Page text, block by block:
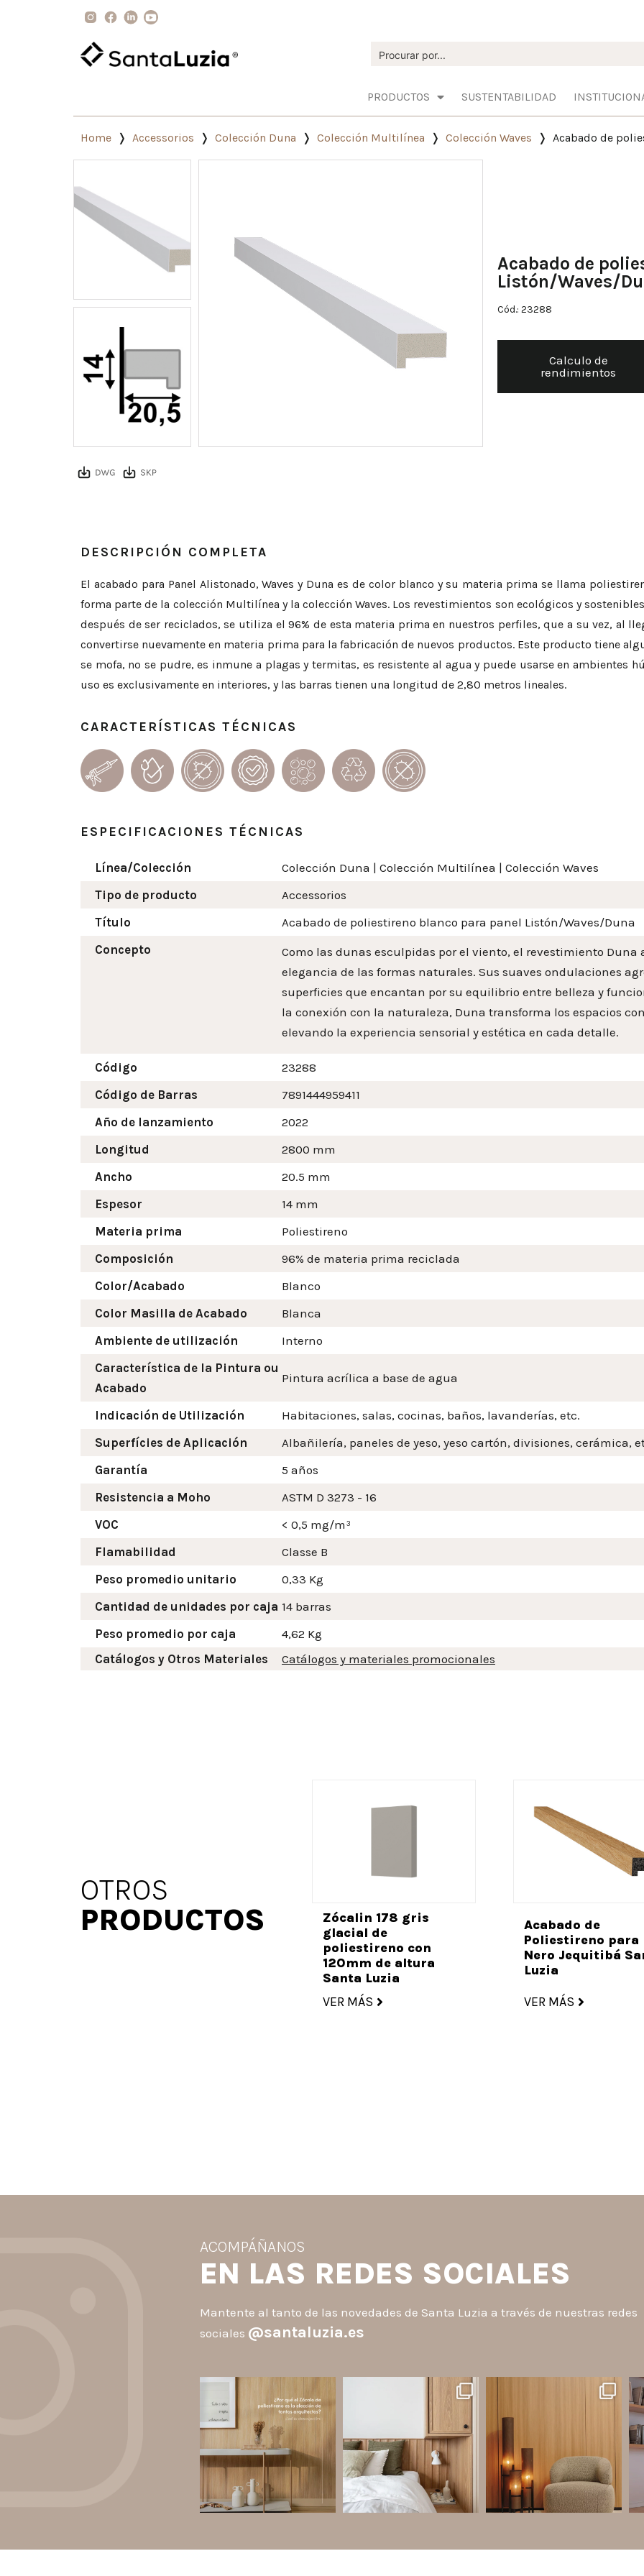
PRODUCTOS SUSTENTABILIDAD
Home Accessorios Colección Duna Colección Multilínea Colección Waves Acabado de
Acabado de
Listón/Waves/
Cód.: 23288
Calculo de
rendimientos
DESCRIPCIÓN COMPLETA
El acabado para Panel Alistonado, Waves y Duna es de color blanco y su materia prima se llama
forma parte de la colección Multilínea y la colección Waves. Los revestimientos son ecológicos y
después de ser reciclados, se utiliza el 96% de esta materia prima en nuestros perfiles, que a su vez, al
convertirse nuevamente en materia prima para la fabricación de nuevos productos. Este producto tiene
se mofa, no se pudre, es inmune a plagas y termitas, es resistente al agua y puede usarse en ambientes
uso es exclusivamente en interiores, y las barras tienen una longitud de 2,80 metros lineales.
CARACTERÍSTICAS TÉCNICAS
ESPECIFICACIONES TÉCNICAS
Línea/Colección Colección Duna | Colección Multilínea | Colección Waves
Tipo de producto
Accessorios
Título
Acabado de poliestireno blanco para panel Listón/Waves/Duna
Concepto
Como las dunas esculpidas por el viento, el revestimiento
elegancia de las formas naturales. Sus suaves ondulaciones
superficies que encantan por su equilibrio entre belleza y
la conexión con la naturaleza, Duna transforma los espacios
elevando la experiencia sensorial y estética en cada detalle.
Código
23288
Código de Barras
7891444959411
Año de lanzamiento
2022
Longitud
2800 mm
Ancho
20.5 mm
Espesor
14 mm
Materia prima
Poliestireno
Composición
96% de materia prima reciclada
Color/Acabado
Blanco
Color Masilla de Acabado
Blanca
Ambiente de utilización
Interno
Característica de la Pintura ou
Acabado
Pintura acrílica a base de agua
Indicación de Utilización
Habitaciones, salas, cocinas, baños, lavanderías, etc.
Superfícies de Aplicación
Albañilería, paneles de yeso, yeso cartón, divisiones, cerámica,
Garantía
5 años
Resistencia a Moho
ASTM D 3273 - 16
VOC
< 0,5 mg/m³
Flamabilidad
Classe B
Peso promedio unitario
0,33 Kg
Cantidad de unidades por caja 14 barras
Peso promedio por caja
4,62 Kg
Catálogos y Otros Materiales
Catálogos y materiales promocionales
OTROS
PRODUCTOS
Zócalin 178 gris
glacial de
poliestireno con
120mm de altura
Santa Luzia
VER MÁS
Acabado de
Poliestireno para
Nero Jequitibá
Luzia
VER MÁS
ACOMPÁÑANOS
EN LAS REDES SOCIALES
Mantente al tanto de las novedades de Santa Luzia a través de nuestras redes
sociales @santaluzia.es
Los Zócalos de poliestireno
ganaron protagonismo en la
arquitectura porque combinan
estética, practicidad y
desempeño en un solo producto.
A
Jul 20
2 0
¿Querés salir de la cabecera
de pared Santa Luzia pueden ser
la solución!
Líneas como Waves, Gizé y
Jul 14
1 0
respaldos de cama, halls, paneles
Jul 6
2 0